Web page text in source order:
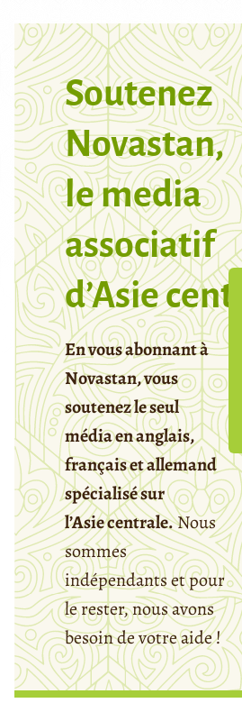
Soutenez
Novastan,
le media
associatif
d’Asie
En vous abonnant à
Novastan, vous
soutenez le seul
média en anglais,
français et allemand
spécialisé sur
l’Asie centrale.Nous
sommes
indépendants et pour
le rester, nous avons
besoin de votre aide !